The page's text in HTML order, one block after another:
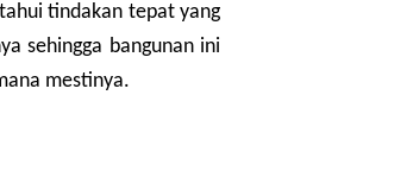
tindakan tepat yang
sehingga bangunan ini
mestinya.